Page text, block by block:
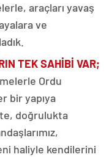
araçları yavaş
ve
TEK SAHİBİ VAR;
Ordu
bir yapıya
doğrulukta
haliyle kendilerini